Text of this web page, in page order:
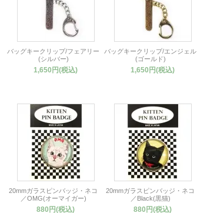
バッグキークリップ/フェアリー
(シルバー)
1,650円(税込)
バッグキークリップ/エンジェル
(ゴールド)
1,650円(税込)
20mmガラスピンバッジ・ネコ
／OMG(オーマイガー)
880円(税込)
20mmガラスピンバッジ・ネコ
／Black(黒猫)
880円(税込)